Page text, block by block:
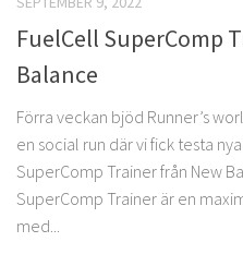
FuelCell SuperComp
Balance
Förra veckan bjöd Runner’s
en social run där vi fick testa
SuperComp Trainer från New
SuperComp Trainer är en
med...